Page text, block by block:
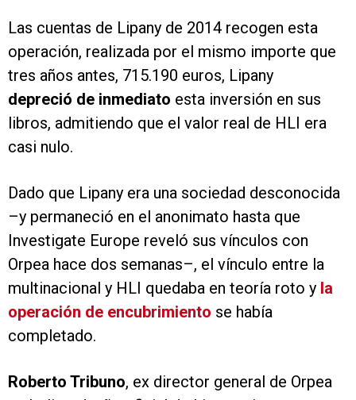
Las cuentas de Lipany de 2014 recogen esta
operación, realizada por el mismo importe que
tres años antes, 715.190 euros, Lipany
depreció de inmediato esta inversión en sus
libros, admitiendo que el valor real de HLI era
casi nulo.
Dado que Lipany era una sociedad desconocida
–y permaneció en el anonimato hasta que
Investigate Europe reveló sus vínculos con
Orpea hace dos semanas–, el vínculo entre la
multinacional y HLI quedaba en teoría roto y la
operación de encubrimiento se había
completado.
Roberto Tribuno, ex director general de Orpea